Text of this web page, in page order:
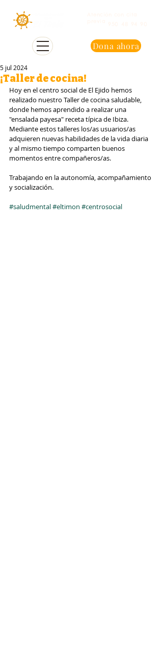
Dona ahora
¡Taller de cocina!
5 jul 2024
Hoy en el centro social de El Ejido hemos
realizado nuestro Taller de cocina saludable,
donde hemos aprendido a realizar una
"ensalada payesa" receta típica de Ibiza.
Mediante estos talleres los/as usuarios/as
adquieren nuevas habilidades de la vida diaria
y al mismo tiempo comparten buenos
momentos entre compañeros/as.
Trabajando en la autonomía, acompañamiento
y socialización.
#saludmental#eltimon #centrosocial